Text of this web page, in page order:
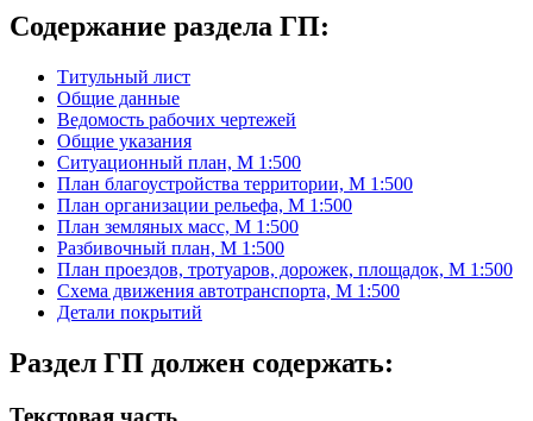
Содержание раздела ГП:
Титульный лист
Общие данные
Ведомость рабочих чертежей
Общие указания
Ситуационный план, М 1:500
План благоустройства территории, М 1:500
План организации рельефа, М 1:500
План земляных масс, М 1:500
Разбивочный план, М 1:500
План проездов, тротуаров, дорожек, площадок, М 1:500
Схема движения автотранспорта, М 1:500
Детали покрытий
Раздел ГП должен содержать:
Текстовая часть